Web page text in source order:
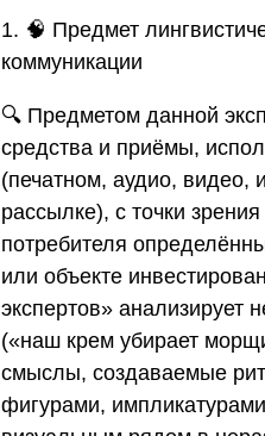
1. 🧠 Предмет
коммуникации
🔍 Предметом данной
средства и приёмы,
(печатном, аудио, видео,
рассылке), с точки
потребителя
или объекте
экспертов» анализирует
(«наш крем убирает
смыслы, создаваемые
фигурами,